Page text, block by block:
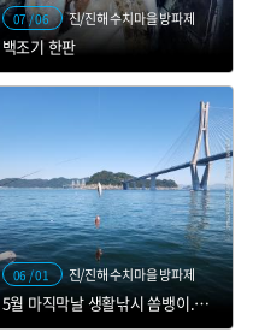
07 / 06 진/진해 수치마을 방파제
백조기 한판
06 / 01 진/진해 수치마을 방파제
5월 마직막날 생활낚시 쏨뱅이.전갱이 만쿨과 선상 라면.쏨뱅이 회~~맛보기